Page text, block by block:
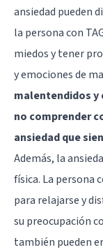
ansiedad pueden
la persona con
miedos y tener
y emociones de
malentendidos y
no comprender
ansiedad que
Además, la
física. La persona
para relajarse y
su preocupación
también pueden